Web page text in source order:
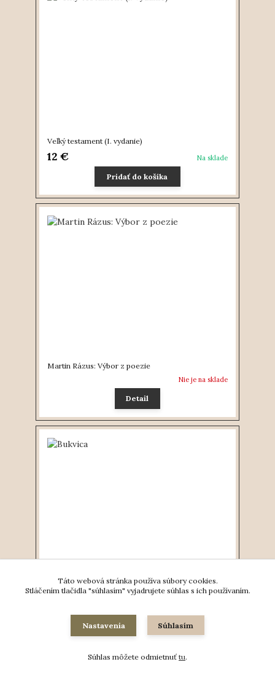
Veľký testament (I. vydanie)
12 € Na sklade
Pridať do košíka
Martin Rázus: Výbor z poezie
Nie je na sklade
Detail
Bukvica
Pridať do košíka
Táto webová stránka používa súbory cookies.
Stláčením tlačidla "súhlasím" vyjadrujete súhlas s ich používaním.
Nastavenia Súhlasím
Súhlas môžete odmietnuť tu.